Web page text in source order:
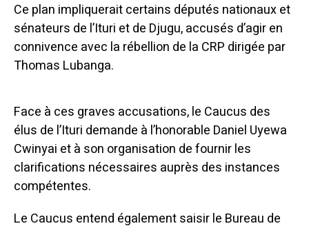
Ce plan impliquerait certains députés nationaux et
sénateurs de l’Ituri et de Djugu, accusés d’agir en
connivence avec la rébellion de la CRP dirigée par
Thomas Lubanga.
Face à ces graves accusations, le Caucus des
élus de l’Ituri demande à l’honorable Daniel Uyewa
Cwinyai et à son organisation de fournir les
clarifications nécessaires auprès des instances
compétentes.
Le Caucus entend également saisir le Bureau de